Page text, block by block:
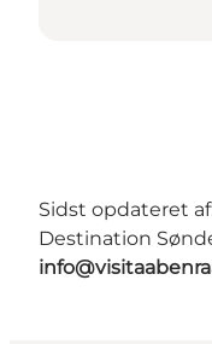
Sidst opdateret
Destination